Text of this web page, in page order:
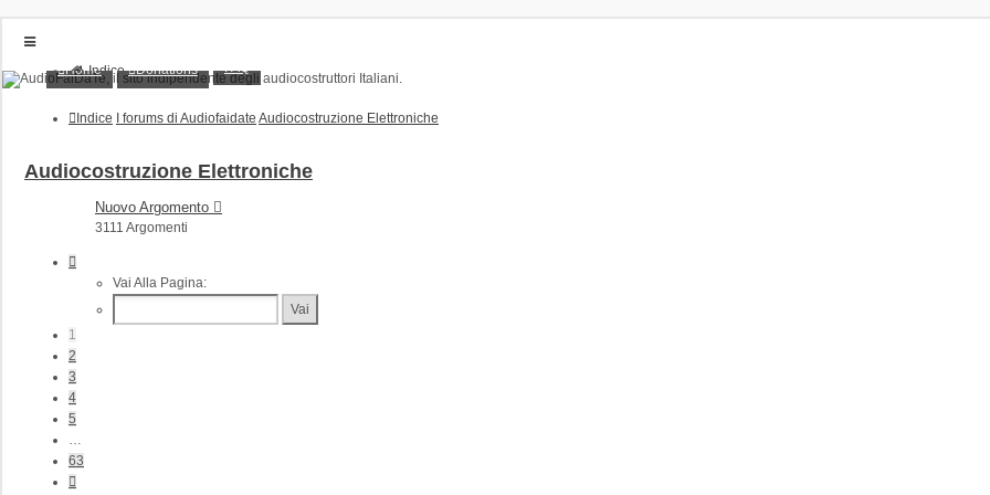
Indice
Home
FAQ
Home
Iscriviti
Home Donations
Indice I forums di Audiofaidate Audiocostruzione Elettroniche
Audiocostruzione Elettroniche
Nuovo Argomento
3111 Argomenti
Vai Alla Pagina:
1
2
3
4
5
…
63